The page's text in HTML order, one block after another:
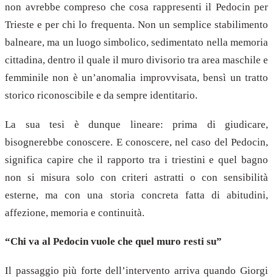
non avrebbe compreso che cosa rappresenti il Pedocin per
Trieste e per chi lo frequenta. Non un semplice stabilimento
balneare, ma un luogo simbolico, sedimentato nella memoria
cittadina, dentro il quale il muro divisorio tra area maschile e
femminile non è un’anomalia improvvisata, bensì un tratto
storico riconoscibile e da sempre identitario.
La sua tesi è dunque lineare: prima di giudicare,
bisognerebbe conoscere. E conoscere, nel caso del Pedocin,
significa capire che il rapporto tra i triestini e quel bagno
non si misura solo con criteri astratti o con sensibilità
esterne, ma con una storia concreta fatta di abitudini,
affezione, memoria e continuità.
“Chi va al Pedocin vuole che quel muro resti su”
Il passaggio più forte dell’intervento arriva quando Giorgi